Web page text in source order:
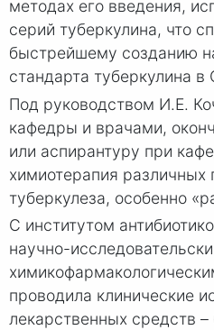
методах его введения,
серий туберкулина, что
быстрейшему созданию
стандарта туберкулина
Под руководством И.Е.
кафедры и врачами,
или аспирантуру при
химиотерапия различных
туберкулеза, особенно
С институтом
научно-
проводила клинические
лекарственных средств –